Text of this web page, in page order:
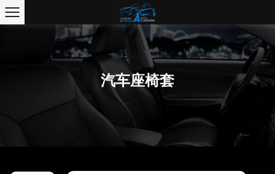
汽车座椅套